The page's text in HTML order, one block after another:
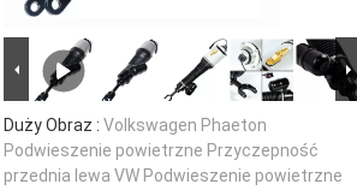
Duży Obraz : Volkswagen Phaeton
Podwieszenie powietrzne Przyczepność
przednia lewa VW Podwieszenie powietrzne